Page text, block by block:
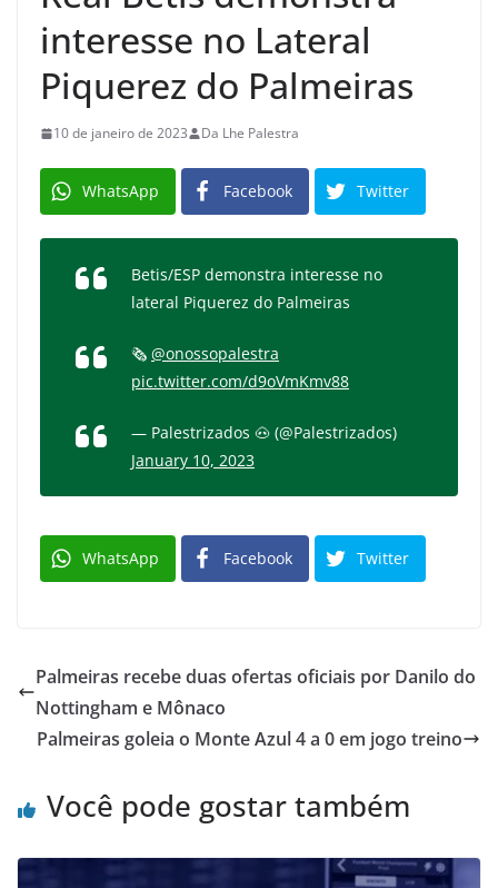
interesse no Lateral
Piquerez do Palmeiras
10 de janeiro de 2023 Da Lhe Palestra
WhatsApp Facebook Twitter
Betis/ESP demonstra interesse no
lateral Piquerez do Palmeiras
🗞️ @onossopalestra
pic.twitter.com/d9oVmKmv88
— Palestrizados 🐽 (@Palestrizados)
January 10, 2023
WhatsApp Facebook Twitter
Palmeiras recebe duas ofertas oficiais por Danilo do
Nottingham e Mônaco
Palmeiras goleia o Monte Azul 4 a 0 em jogo treino
Você pode gostar também